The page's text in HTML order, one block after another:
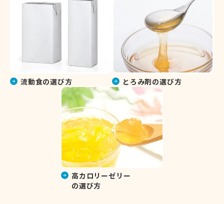
流動食の選び方 とろみ剤の選び方
高カロリーゼリー
の選び方